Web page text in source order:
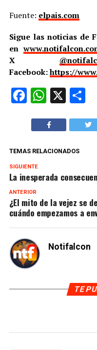
Fuente: elpais.com
Sigue las noticias de
en
X
Facebook:https://
Facebook
X
TEMAS RELACIONADOS
SIGUIENTE
La inesperada
ANTERIOR
¿El mito de la vejez se
cuándo empezamos a
Notifalcon
TE